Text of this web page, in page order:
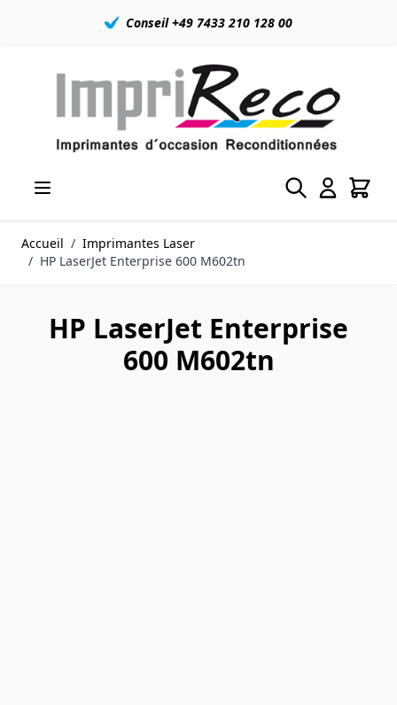
Conseil +49 7433 210 128 00
Accueil / Imprimantes Laser
/ HP LaserJet Enterprise 600 M602tn
HP LaserJet Enterprise
600 M602tn